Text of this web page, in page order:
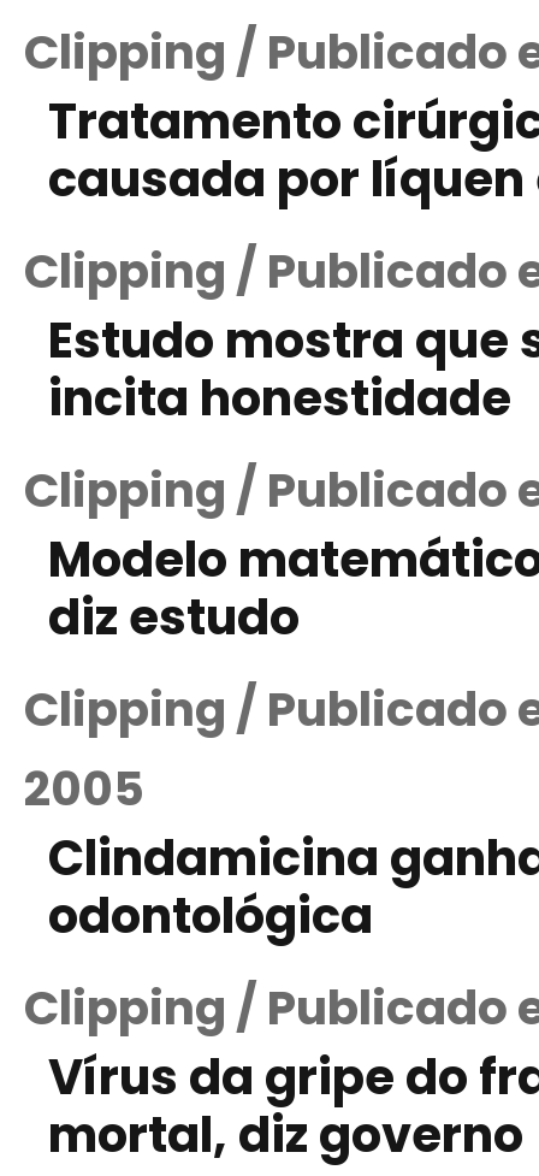
Clipping / Publicado
Tratamento
causada por líquen
Clipping / Publicado
Estudo mostra que
incita honestidade
Clipping / Publicado
Modelo
diz estudo
Clipping / Publicado
2005
Clindamicina
odontológica
Clipping / Publicado
Vírus da gripe do
mortal, diz governo